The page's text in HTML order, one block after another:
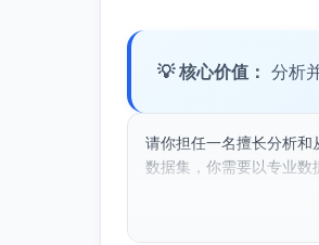
💡 核心价值： 分析
请你担任一名擅长分析
数据集，你需要以专业